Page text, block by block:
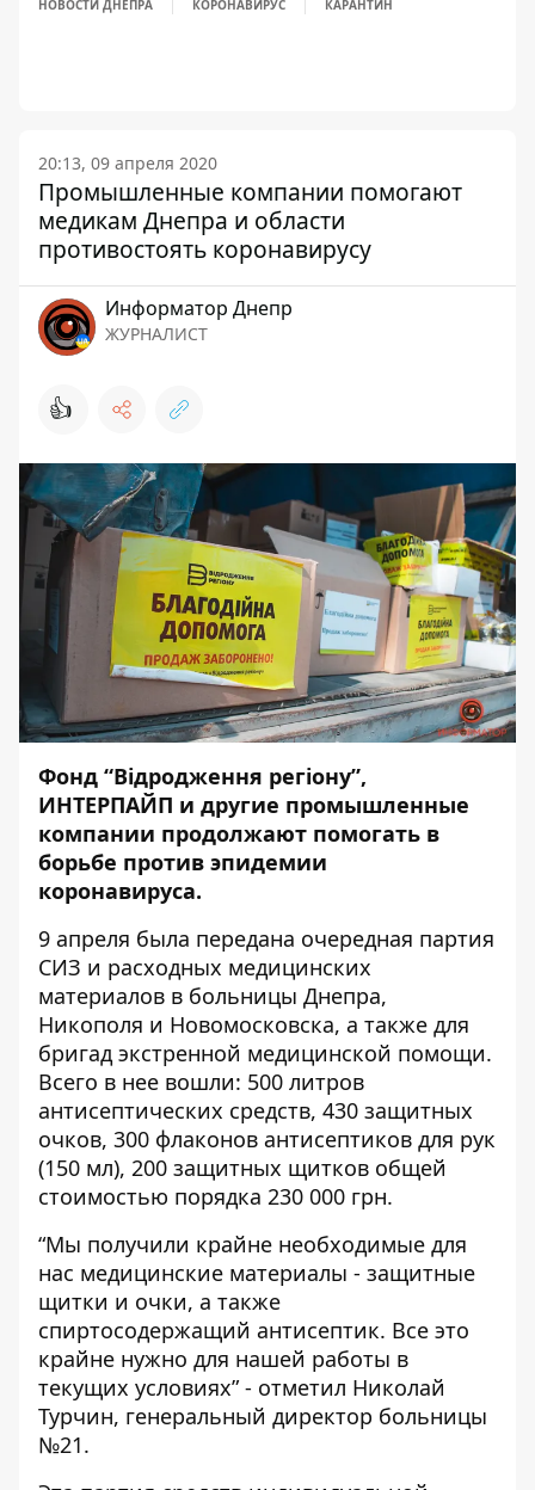
НОВОСТИ ДНЕПРА КОРОНАВИРУС КАРАНТИН
20:13, 09 апреля 2020
Промышленные компании помогают
медикам Днепра и области
противостоять коронавирусу
Информатор Днепр
ЖУРНАЛИСТ
👍
Фонд “Відродження регіону”,
ИНТЕРПАЙП и другие промышленные
компании продолжают помогать в
борьбе против эпидемии
коронавируса.
9 апреля была передана очередная партия
СИЗ и расходных медицинских
материалов в больницы Днепра,
Никополя и Новомосковска, а также для
бригад экстренной медицинской помощи.
Всего в нее вошли: 500 литров
антисептических средств, 430 защитных
очков, 300 флаконов антисептиков для рук
(150 мл), 200 защитных щитков общей
стоимостью порядка 230 000 грн.
“Мы получили крайне необходимые для
нас медицинские материалы - защитные
щитки и очки, а также
спиртосодержащий антисептик. Все это
крайне нужно для нашей работы в
текущих условиях” - отметил Николай
Турчин, генеральный директор больницы
№21.